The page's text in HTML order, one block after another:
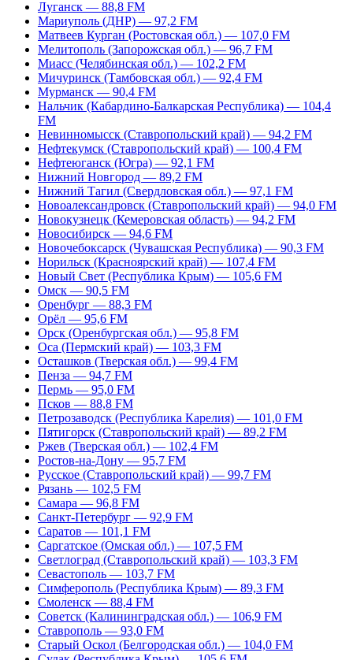
Луганск — 88,8 FM
Мариуполь (ДНР) — 97,2 FM
Матвеев Курган (Ростовская обл.) — 107,0 FM
Мелитополь (Запорожская обл.) — 96,7 FM
Миасс (Челябинская обл.) — 102,2 FM
Мичуринск (Тамбовская обл.) — 92,4 FM
Мурманск — 90,4 FM
Нальчик (Кабардино-Балкарская Республика) — 104,4
FM
Невинномысск (Ставропольский край) — 94,2 FM
Нефтекумск (Ставропольский край) — 100,4 FM
Нефтеюганск (Югра) — 92,1 FM
Нижний Новгород — 89,2 FM
Нижний Тагил (Свердловская обл.) — 97,1 FM
Новоалександровск (Ставропольский край) — 94,0 FM
Новокузнецк (Кемеровская область) — 94,2 FM
Новосибирск — 94,6 FM
Новочебоксарск (Чувашская Республика) — 90,3 FM
Норильск (Красноярский край) — 107,4 FM
Новый Свет (Республика Крым) — 105,6 FM
Омск — 90,5 FM
Оренбург — 88,3 FM
Орёл — 95,6 FM
Орск (Оренбургская обл.) — 95,8 FM
Оса (Пермский край) — 103,3 FM
Осташков (Тверская обл.) — 99,4 FM
Пенза — 94,7 FM
Пермь — 95,0 FM
Псков — 88,8 FM
Петрозаводск (Республика Карелия) — 101,0 FM
Пятигорск (Ставропольский край) — 89,2 FM
Ржев (Тверская обл.) — 102,4 FM
Ростов-на-Дону — 95,7 FM
Русское (Ставропольский край) — 99,7 FM
Рязань — 102,5 FM
Самара — 96,8 FM
Санкт-Петербург — 92,9 FM
Саратов — 101,1 FM
Саргатское (Омская обл.) — 107,5 FM
Светлоград (Ставропольский край) — 103,3 FM
Севастополь — 103,7 FM
Симферополь (Республика Крым) — 89,3 FM
Смоленск — 88,4 FM
Советск (Калининградская обл.) — 106,9 FM
Ставрополь — 93,0 FM
Старый Оскол (Белгородская обл.) — 104,0 FM